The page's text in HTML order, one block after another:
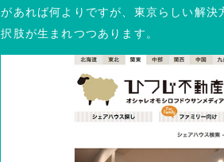
があれば何よりですが、東京らしい解
択肢が生まれつつあります。